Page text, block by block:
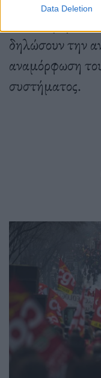
Data Deletion
δηλώσουν την
αναμόρφωση
συστήματος.